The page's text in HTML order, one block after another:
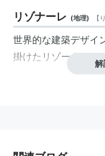
リゾナーレ (地理) 【
世界的な建築デザイ
掛けたリゾートホテ
解